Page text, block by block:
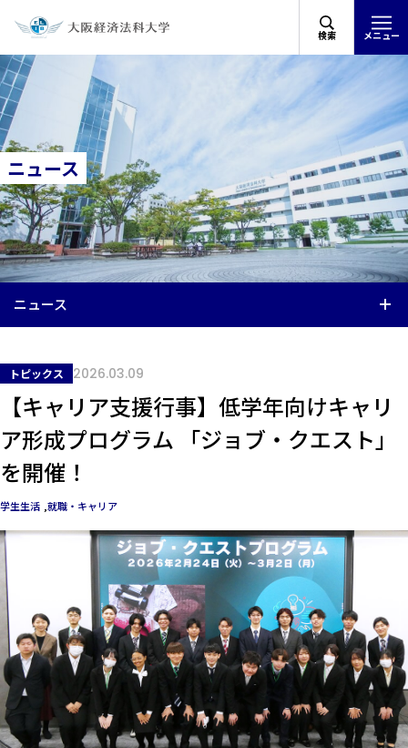
検索 メニュー
ニュース
ニュース
トピックス 2026.03.09
【キャリア支援行事】低学年向けキャリ
ア形成プログラム 「ジョブ・クエスト」
を開催！
学生生活 就職・キャリア